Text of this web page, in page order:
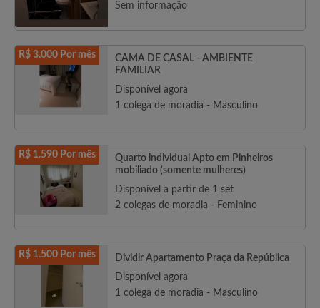
Sem informação
R$ 3.000 Por mês
CAMA DE CASAL - AMBIENTE
FAMILIAR
Disponível agora
1 colega de moradia - Masculino
R$ 1.590 Por mês
Quarto individual Apto em Pinheiros
mobiliado (somente mulheres)
Disponível a partir de 1 set
2 colegas de moradia - Feminino
R$ 1.500 Por mês
Dividir Apartamento Praça da República
Disponível agora
1 colega de moradia - Masculino